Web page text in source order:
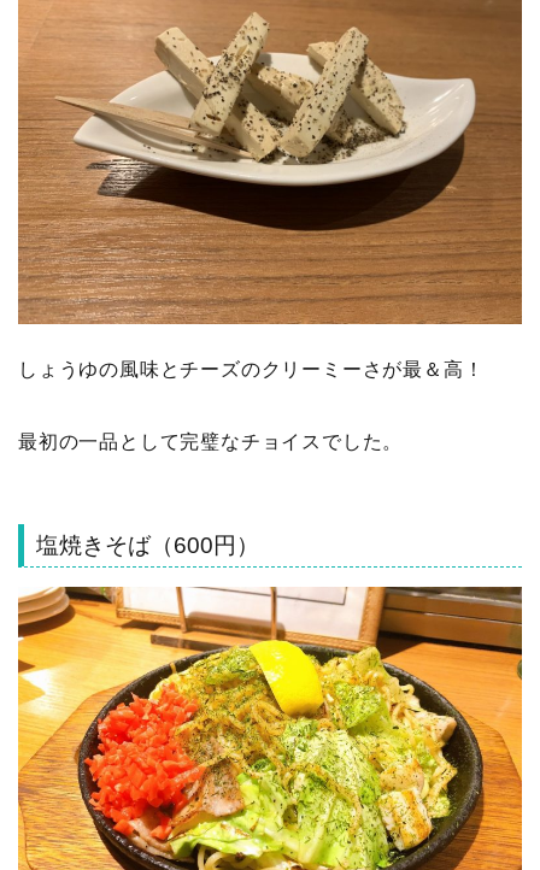
しょうゆの風味とチーズのクリーミーさが最＆高！
最初の一品として完璧なチョイスでした。
塩焼きそば（600円）